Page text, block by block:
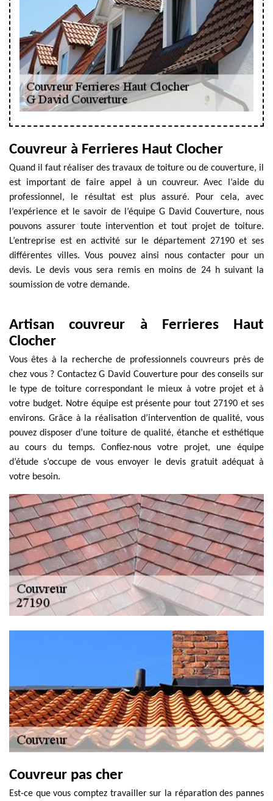
Couvreur à Ferrieres Haut Clocher
Quand il faut réaliser des travaux de toiture ou de couverture, il
est important de faire appel à un couvreur. Avec l’aide du
professionnel, le résultat est plus assuré. Pour cela, avec
l’expérience et le savoir de l’équipe G David Couverture, nous
pouvons assurer toute intervention et tout projet de toiture.
L’entreprise est en activité sur le département 27190 et ses
différentes villes. Vous pouvez ainsi nous contacter pour un
devis. Le devis vous sera remis en moins de 24 h suivant la
soumission de votre demande.
Artisan couvreur à Ferrieres Haut
Clocher
Vous êtes à la recherche de professionnels couvreurs près de
chez vous ? Contactez G David Couverture pour des conseils sur
le type de toiture correspondant le mieux à votre projet et à
votre budget. Notre équipe est présente pour tout 27190 et ses
environs. Grâce à la réalisation d’intervention de qualité, vous
pouvez disposer d’une toiture de qualité, étanche et esthétique
au cours du temps. Confiez-nous votre projet, une équipe
d’étude s’occupe de vous envoyer le devis gratuit adéquat à
votre besoin.
Couvreur pas cher
Est-ce que vous comptez travailler sur la réparation des pannes